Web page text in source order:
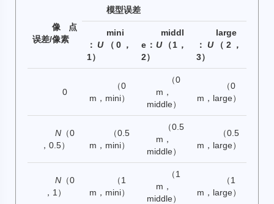
像点
误差/像素
模型误差
mini
：U（0，
1）
middl
e：U（1，
2）
large
： U（2，
3）
0
（0
m，mini）
（0
m，
middle）
（0
m，large）
N（0
，0.5）
（0.5
m，mini）
（0.5
m，
middle）
（0.5
m，large）
N（0
，1）
（1
m，mini）
（1
m，
middle）
（1
m，large）